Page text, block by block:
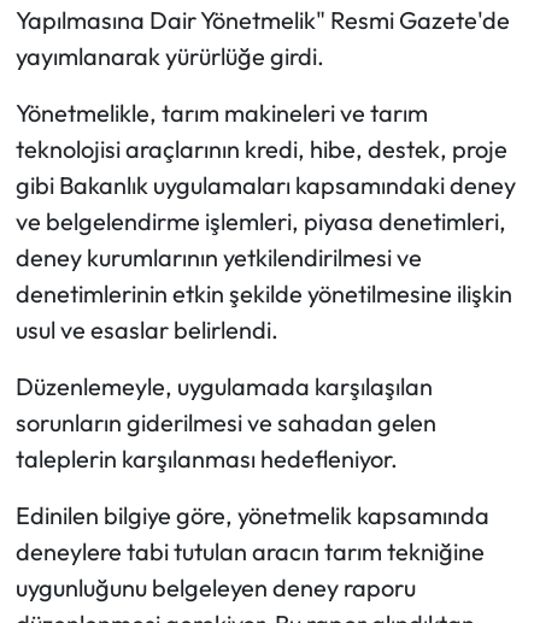
Yapılmasına Dair Yönetmelik" Resmi Gazete'de
yayımlanarak yürürlüğe girdi.
Yönetmelikle, tarım makineleri ve tarım
teknolojisi araçlarının kredi, hibe, destek, proje
gibi Bakanlık uygulamaları kapsamındaki deney
ve belgelendirme işlemleri, piyasa denetimleri,
deney kurumlarının yetkilendirilmesi ve
denetimlerinin etkin şekilde yönetilmesine ilişkin
usul ve esaslar belirlendi.
Düzenlemeyle, uygulamada karşılaşılan
sorunların giderilmesi ve sahadan gelen
taleplerin karşılanması hedefleniyor.
Edinilen bilgiye göre, yönetmelik kapsamında
deneylere tabi tutulan aracın tarım tekniğine
uygunluğunu belgeleyen deney raporu